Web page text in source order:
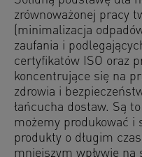
zrównoważonej pracy
(minimalizacja
zaufania i
certyfikatów ISO oraz
koncentrujące się na
zdrowia i
łańcucha dostaw. Są
możemy produkować i
produkty o długim
mniejszym wpływie na